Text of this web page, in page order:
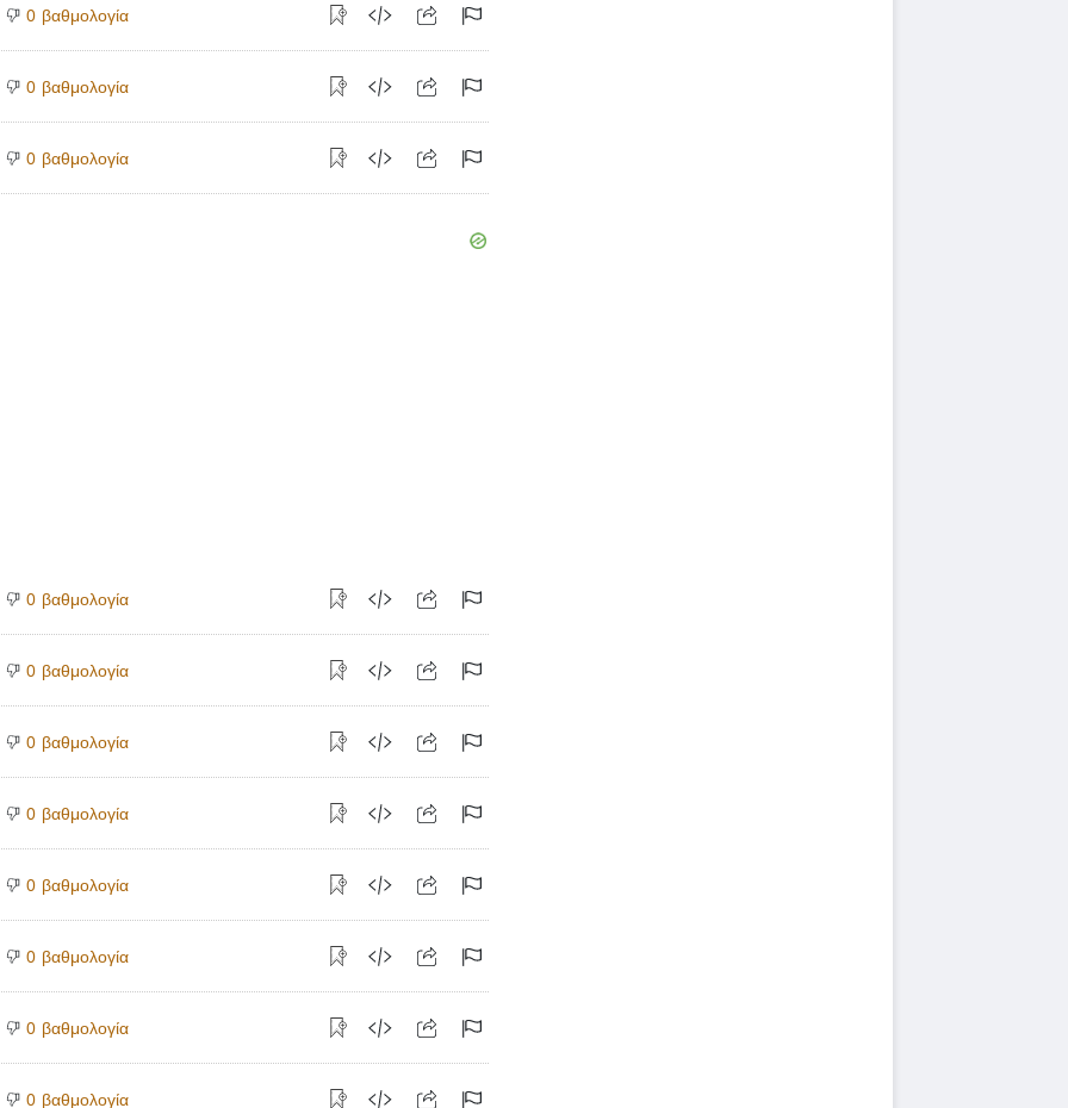
0 βαθμολογία
0 βαθμολογία
0 βαθμολογία
0 βαθμολογία
0 βαθμολογία
0 βαθμολογία
0 βαθμολογία
0 βαθμολογία
0 βαθμολογία
0 βαθμολογία
0 βαθμολογία